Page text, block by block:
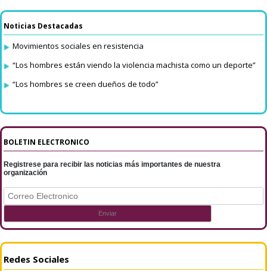
Noticias Destacadas
Movimientos sociales en resistencia
“Los hombres están viendo la violencia machista como un deporte”
“Los hombres se creen dueños de todo”
BOLETIN ELECTRONICO
Registrese para recibir las noticias más importantes de nuestra
organización
Redes Sociales